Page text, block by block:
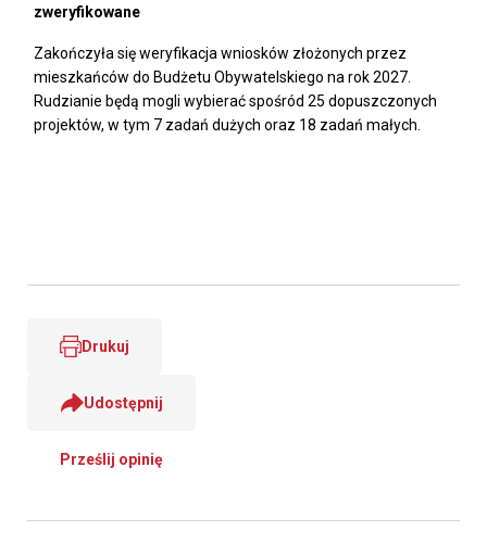
zweryfikowane
Zakończyła się weryfikacja wniosków złożonych przez
mieszkańców do Budżetu Obywatelskiego na rok 2027.
Rudzianie będą mogli wybierać spośród 25 dopuszczonych
projektów, w tym 7 zadań dużych oraz 18 zadań małych.
Drukuj
Udostępnij
Prześlij opinię